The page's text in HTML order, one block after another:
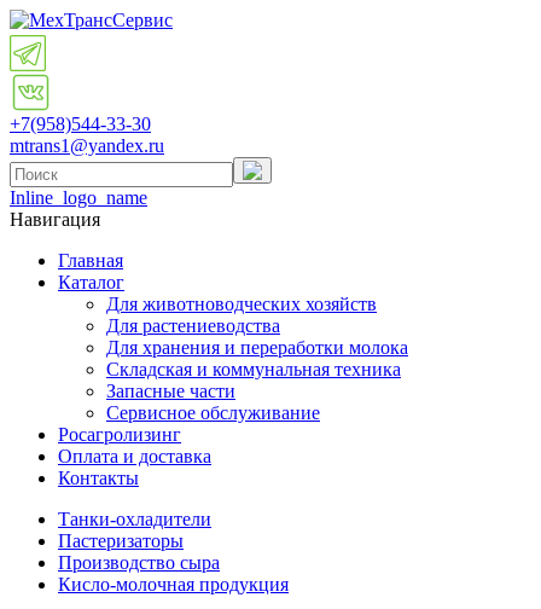
+7(958)544-33-30
mtrans1@yandex.ru
Inline_logo_name
Навигация
Главная
Каталог
Для животноводческих хозяйств
Для растениеводства
Для хранения и переработки молока
Складская и коммунальная техника
Запасные части
Cервисное обслуживание
Росагролизинг
Оплата и доставка
Контакты
Танки-охладители
Пастеризаторы
Производство сыра
Кисло-молочная продукция